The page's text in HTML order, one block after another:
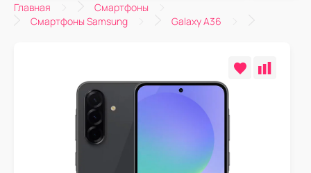
Главная
Смартфоны
Смартфоны Samsung
Galaxy A36